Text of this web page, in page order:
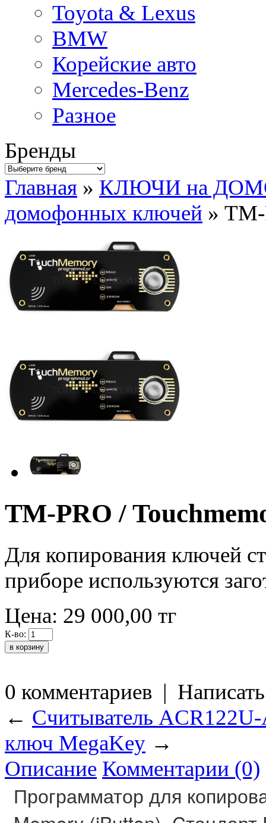
Toyota & Lexus
BMW
Корейские авто
Mercedes-Benz
Разное
Бренды
Главная » КЛЮЧИ на
домофонных ключей » ТМ-
ТМ-PRO /
Для копирования ключей
приборе используются
Цена: 29 000,00 тг
К-во:
0 комментариев |
← Считыватель
ключ MegaKey →
Описание Комментарии (0)
Программатор для